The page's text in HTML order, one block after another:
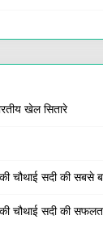
खेल सितारे
चौथाई सदी की सबसे
चौथाई सदी की